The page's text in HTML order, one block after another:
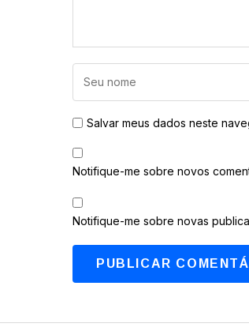
Salvar meus dados neste
Notifique-me sobre novos
Notifique-me sobre novas